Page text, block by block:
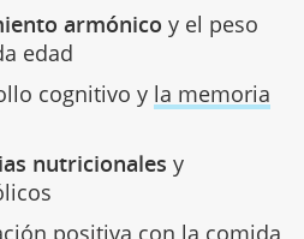
armónico y el peso
edad
cognitivo y la memoria
nutricionales y